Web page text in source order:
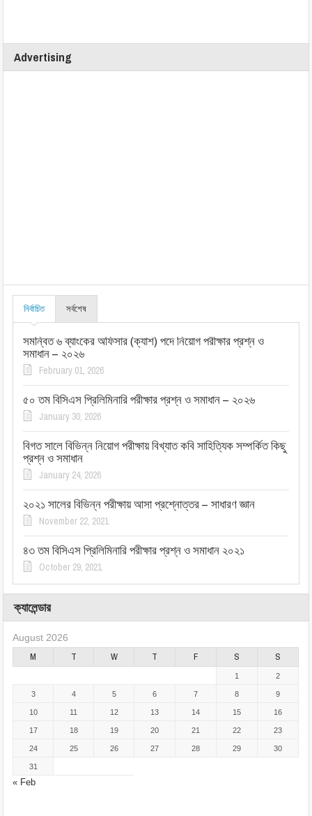
Advertising
নির্বাচিত সর্বশেষ
সমন্বিত ৬ ব্যাংকের অফিসার (ক্যাশ) পদে নিয়োগ পরীক্ষার প্রশ্ন ও
সমাধান – ২০২৬
February 01, 2026
৫০ তম বিসিএস প্রিলিমিনারি পরীক্ষার প্রশ্ন ও সমাধান – ২০২৬
January 30, 2026
বিগত সালে বিভিন্ন নিয়োগ পরীক্ষায় বিখ্যাত কবি সাহিত্যিক সম্পর্কিত কিছু
প্রশ্ন ও সমাধান
January 24, 2026
২০২১ সালের বিভিন্ন পরীক্ষায় আসা প্রশ্নোত্তর – সাধারণ জ্ঞান
November 22, 2021
৪৩ তম বিসিএস প্রিলিমিনারি পরীক্ষার প্রশ্ন ও সমাধান ২০২১
October 29, 2021
ক্যালেন্ডার
August 2026
M T W T F S S
« Feb
1 2
3 4 5 6 7 8 9
10 11 12 13 14 15 16
17 18 19 20 21 22 23
24 25 26 27 28 29 30
31